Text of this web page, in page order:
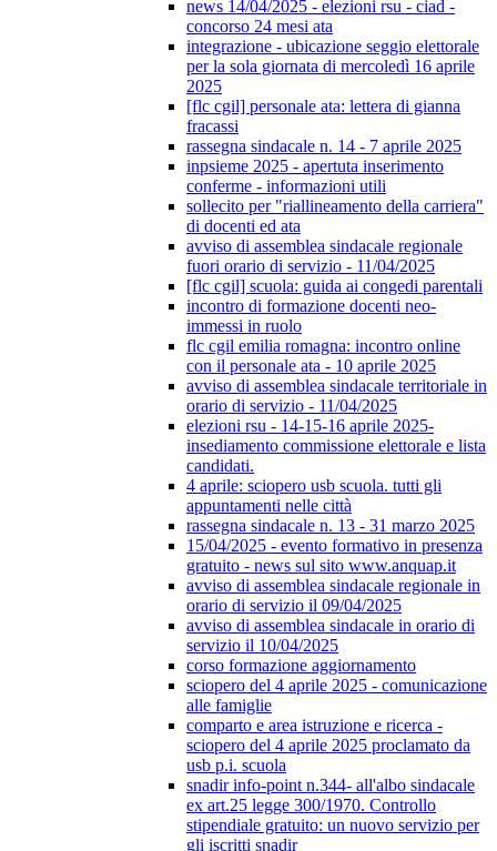
news 14/04/2025 - elezioni rsu - ciad -
concorso 24 mesi ata
integrazione - ubicazione seggio elettorale
per la sola giornata di mercoledì 16 aprile
2025
[flc cgil] personale ata: lettera di gianna
fracassi
rassegna sindacale n. 14 - 7 aprile 2025
inpsieme 2025 - apertuta inserimento
conferme - informazioni utili
sollecito per "riallineamento della carriera"
di docenti ed ata
avviso di assemblea sindacale regionale
fuori orario di servizio - 11/04/2025
[flc cgil] scuola: guida ai congedi parentali
incontro di formazione docenti neo-
immessi in ruolo
flc cgil emilia romagna: incontro online
con il personale ata - 10 aprile 2025
avviso di assemblea sindacale territoriale in
orario di servizio - 11/04/2025
elezioni rsu - 14-15-16 aprile 2025-
insediamento commissione elettorale e lista
candidati.
4 aprile: sciopero usb scuola. tutti gli
appuntamenti nelle città
rassegna sindacale n. 13 - 31 marzo 2025
15/04/2025 - evento formativo in presenza
gratuito - news sul sito www.anquap.it
avviso di assemblea sindacale regionale in
orario di servizio il 09/04/2025
avviso di assemblea sindacale in orario di
servizio il 10/04/2025
corso formazione aggiornamento
sciopero del 4 aprile 2025 - comunicazione
alle famiglie
comparto e area istruzione e ricerca -
sciopero del 4 aprile 2025 proclamato da
usb p.i. scuola
snadir info-point n.344- all'albo sindacale
ex art.25 legge 300/1970. Controllo
stipendiale gratuito: un nuovo servizio per
gli iscritti snadir